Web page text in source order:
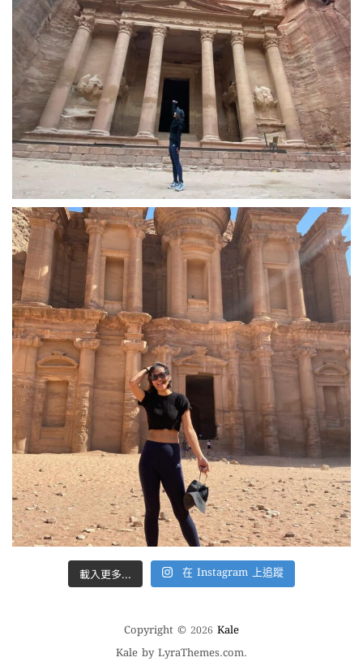
載入更多... 在 Instagram 上追蹤
Copyright © 2026 Kale
Kale by LyraThemes.com.